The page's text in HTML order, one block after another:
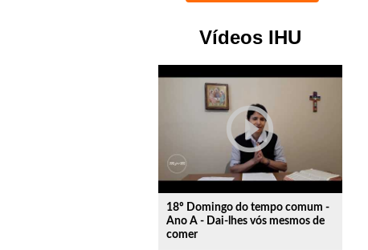
Vídeos IHU
play_circle_outline
18º Domingo do tempo comum -
Ano A - Dai-lhes vós mesmos de
comer